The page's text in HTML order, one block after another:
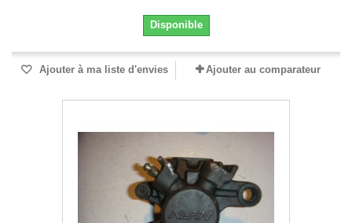
Disponible
Ajouter à ma liste d'envies Ajouter au comparateur